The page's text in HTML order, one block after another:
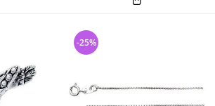
-25%